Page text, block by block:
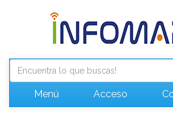
Menú Acceso